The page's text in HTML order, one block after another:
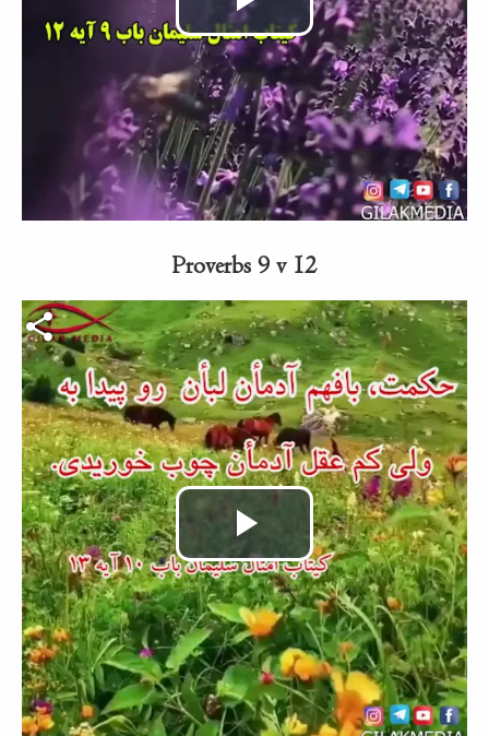
Video
abspielen
Proverbs 9 v 12
Video-Datei
Video
abspielen